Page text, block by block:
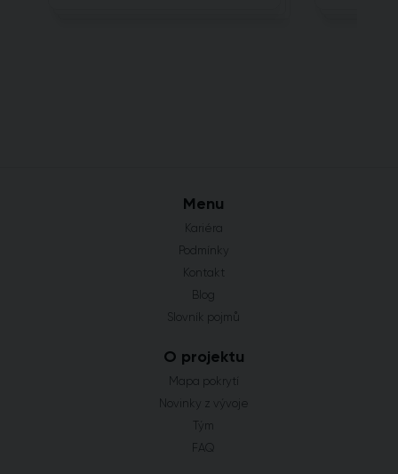
Menu
Kariéra
Podmínky
Kontakt
Blog
Slovník pojmů
O projektu
Mapa pokrytí
Novinky z vývoje
Tým
FAQ